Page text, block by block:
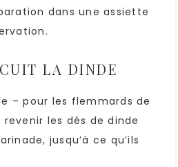
dans une assiette
LA DINDE
– pour les flemmards de
les dés de dinde
jusqu’à ce qu’ils